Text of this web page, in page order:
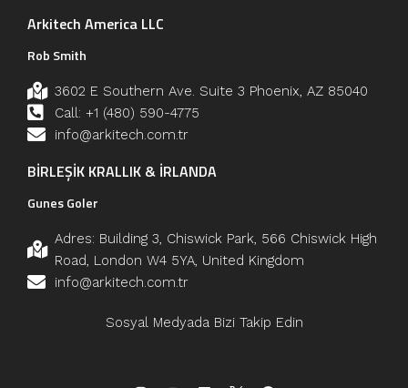
Arkitech America LLC
Rob Smith
3602 E Southern Ave. Suite 3 Phoenix, AZ 85040
Call: +1 (480) 590-4775
info@arkitech.com.tr
BİRLEŞİK KRALLIK & İRLANDA
Gunes Goler
Adres: Building 3, Chiswick Park, 566 Chiswick High
Road, London W4 5YA, United Kingdom
info@arkitech.com.tr
Sosyal Medyada Bizi Takip Edin